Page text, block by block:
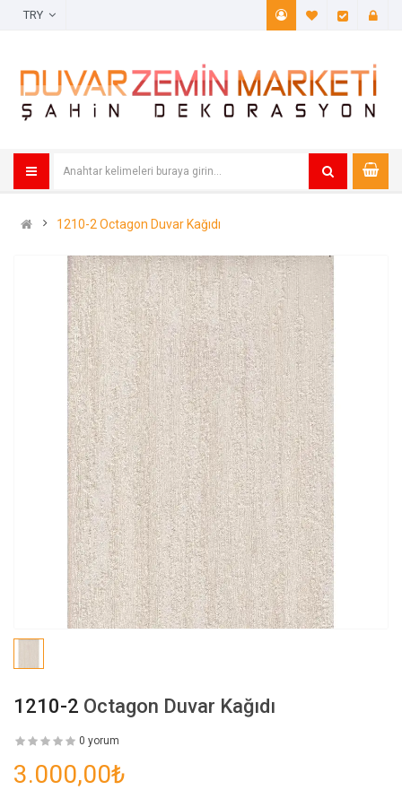
A. Listem
1210-2 Octagon Duvar Kağıdı
1210-2 Octagon Duvar Kağıdı
0 yorum
3.000,00₺